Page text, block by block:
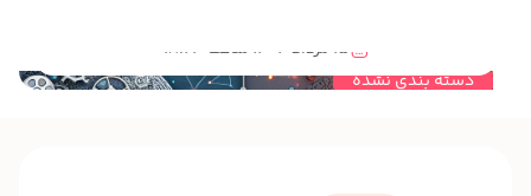
دسته بندی نشده
15 مرداد 1404 ساعت 18:23